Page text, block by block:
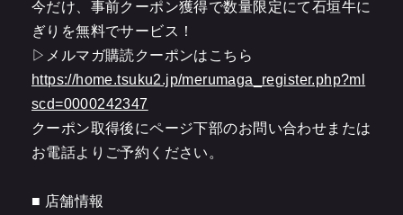
今だけ、事前クーポン獲得で数量限定にて石垣牛に
ぎりを無料でサービス！
▷メルマガ購読クーポンはこちら
https://home.tsuku2.jp/merumaga_register.php?ml
scd=0000242347
クーポン取得後にページ下部のお問い合わせまたは
お電話よりご予約ください。
■ 店舗情報